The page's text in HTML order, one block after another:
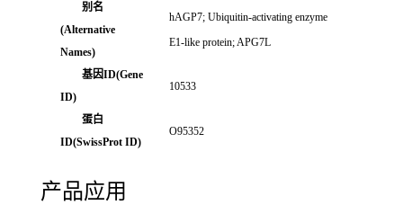
别名
(Alternative
Names)
hAGP7; Ubiquitin-activating enzyme
E1-like protein; APG7L
基因ID(Gene
ID)
10533
蛋白
ID(SwissProt ID)
O95352
产品应用